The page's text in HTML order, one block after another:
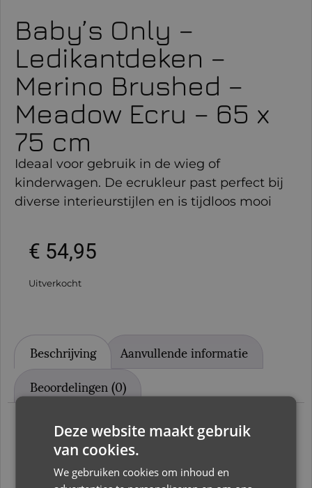
Baby’s Only –
Ledikantdeken –
Merino Brushed –
Meadow Ecru – 65 x
75 cm
Ideaal voor gebruik in de wieg of
kinderwagen. De ecrukleur past perfect bij
diverse interieurstijlen en is tijdloos mooi
€ 54,95
Uitverkocht
Beschrijving
Aanvullende informatie
Beoordelingen (0)
Beschrijving
Baby’s Only – Newborn Deken – Merino
Deze website maakt gebruik
van cookies.
We gebruiken cookies om inhoud en